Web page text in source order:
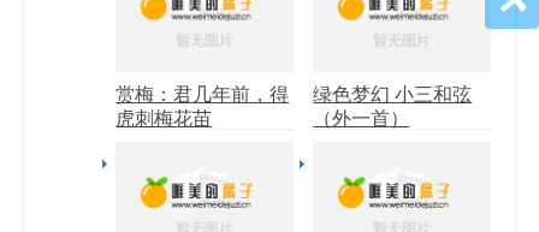
赏梅：君几年前，得
虎刺梅花苗
绿色梦幻 小三和弦
（外一首）